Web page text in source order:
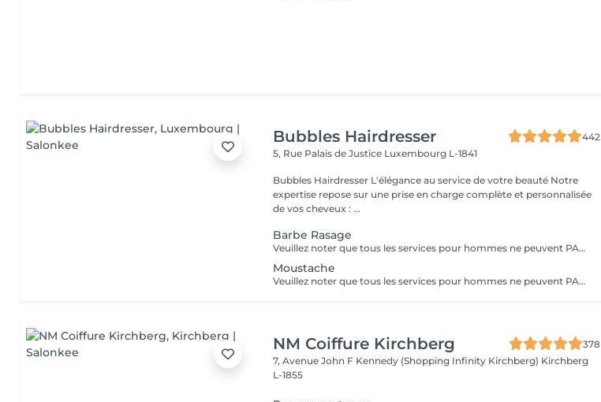
Bubbles Hairdresser
442
5, Rue Palais de Justice Luxembourg L-1841
Bubbles Hairdresser L'élégance au service de votre beauté Notre
expertise repose sur une prise en charge complète et personnalisée
de vos cheveux : ...
Barbe Rasage
Veuillez noter que tous les services pour hommes ne peuvent PAS être réservés en ligne. Merci d'appeler ou de passer pour réserver ces derniers. Quiconque ne respecte pas cela et réserve un service pour femme à la place ou utilise le compte d'une femme pour bloquer du temps pour le service d'un homme sera bloqué de toutes les réservations futures.
Moustache
Veuillez noter que tous les services pour hommes ne peuvent PAS être réservés en ligne. Merci d'appeler ou de passer pour réserver ces derniers. Quiconque ne respecte pas cela et réserve un service pour femme à la place ou utilise le compte d'une femme pour bloquer du temps pour le service d'un homme sera bloqué de toutes les réservations futures.
NM Coiffure Kirchberg
378
7, Avenue John F Kennedy (Shopping Infinity Kirchberg) Kirchberg
L-1855